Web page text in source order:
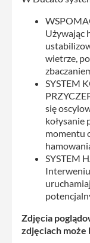
Używając
wietrze,
SYSTEM
się
kołysanie
momentu
SYSTEM
Zdjęcia
zdjęciach może